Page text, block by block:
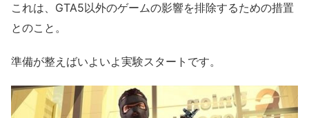
これは、GTA5以外のゲームの影響を排除するための措置
とのこと。
準備が整えばいよいよ実験スタートです。